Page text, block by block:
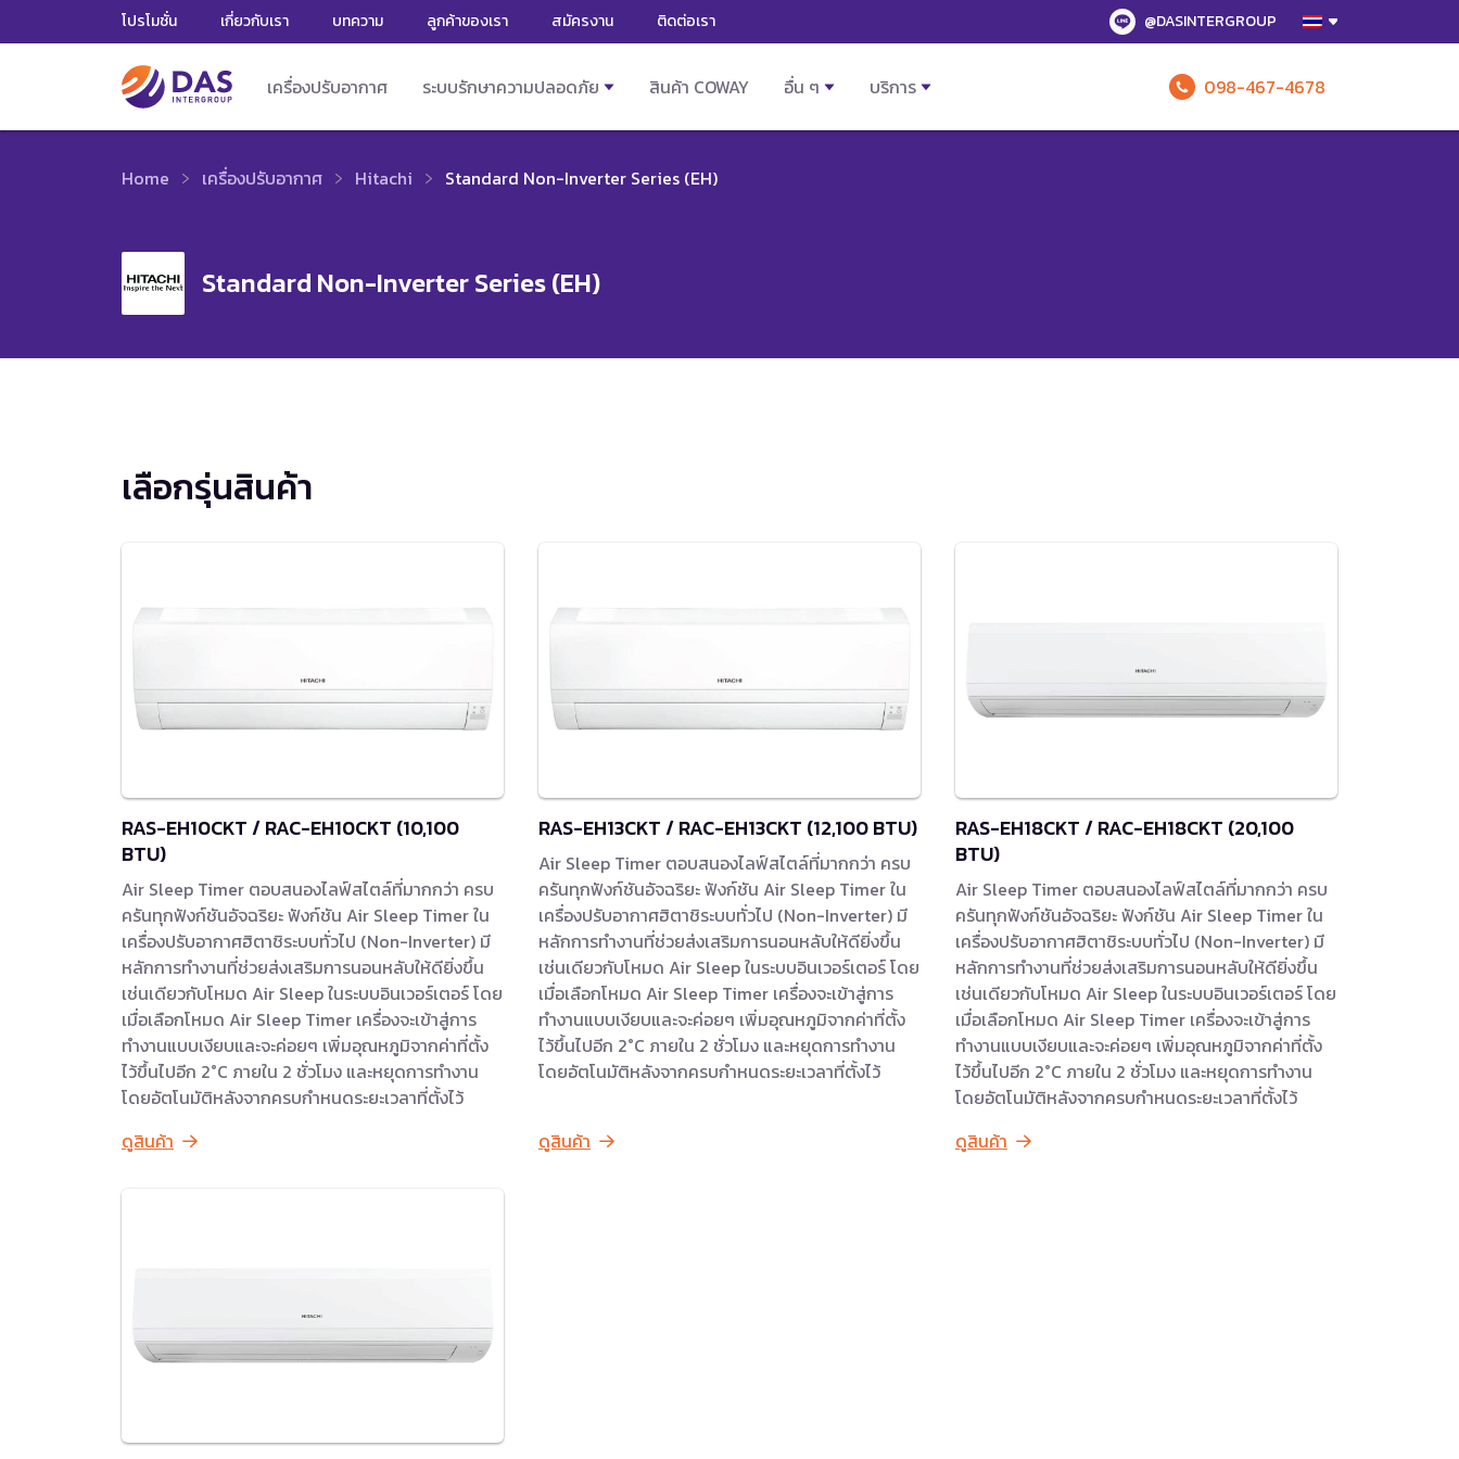
โปรโมชั่น เกี่ยวกับเรา บทความ ลูกค้าของเรา สมัครงาน ติดต่อเรา @DASINTERGROUP
เครื่องปรับอากาศ ระบบรักษาความปลอดภัย สินค้า COWAY อื่น ๆ บริการ 098-467-4678
Home เครื่องปรับอากาศ Hitachi Standard Non-Inverter Series (EH)
Standard Non-Inverter Series (EH)
เลือกรุ่นสินค้า
RAS-EH10CKT / RAC-EH10CKT (10,100
BTU)
Air Sleep Timer ตอบสนองไลฟ์สไตล์ที่มากกว่า ครบ
ครันทุกฟังก์ชันอัจฉริยะ ฟังก์ชัน Air Sleep Timer ใน
เครื่องปรับอากาศฮิตาชิระบบทั่วไป (Non-Inverter) มี
หลักการทำงานที่ช่วยส่งเสริมการนอนหลับให้ดียิ่งขึ้น
เช่นเดียวกับโหมด Air Sleep ในระบบอินเวอร์เตอร์ โดย
เมื่อเลือกโหมด Air Sleep Timer เครื่องจะเข้าสู่การ
ทำงานแบบเงียบและจะค่อยๆ เพิ่มอุณหภูมิจากค่าที่ตั้ง
ไว้ขึ้นไปอีก 2°C ภายใน 2 ชั่วโมง และหยุดการทำงาน
โดยอัตโนมัติหลังจากครบกำหนดระยะเวลาที่ตั้งไว้
ดูสินค้า
RAS-EH13CKT / RAC-EH13CKT (12,100 BTU)
Air Sleep Timer ตอบสนองไลฟ์สไตล์ที่มากกว่า ครบ
ครันทุกฟังก์ชันอัจฉริยะ ฟังก์ชัน Air Sleep Timer ใน
เครื่องปรับอากาศฮิตาชิระบบทั่วไป (Non-Inverter) มี
หลักการทำงานที่ช่วยส่งเสริมการนอนหลับให้ดียิ่งขึ้น
เช่นเดียวกับโหมด Air Sleep ในระบบอินเวอร์เตอร์ โดย
เมื่อเลือกโหมด Air Sleep Timer เครื่องจะเข้าสู่การ
ทำงานแบบเงียบและจะค่อยๆ เพิ่มอุณหภูมิจากค่าที่ตั้ง
ไว้ขึ้นไปอีก 2°C ภายใน 2 ชั่วโมง และหยุดการทำงาน
โดยอัตโนมัติหลังจากครบกำหนดระยะเวลาที่ตั้งไว้
ดูสินค้า
RAS-EH18CKT / RAC-EH18CKT (20,100
BTU)
Air Sleep Timer ตอบสนองไลฟ์สไตล์ที่มากกว่า ครบ
ครันทุกฟังก์ชันอัจฉริยะ ฟังก์ชัน Air Sleep Timer ใน
เครื่องปรับอากาศฮิตาชิระบบทั่วไป (Non-Inverter) มี
หลักการทำงานที่ช่วยส่งเสริมการนอนหลับให้ดียิ่งขึ้น
เช่นเดียวกับโหมด Air Sleep ในระบบอินเวอร์เตอร์ โดย
เมื่อเลือกโหมด Air Sleep Timer เครื่องจะเข้าสู่การ
ทำงานแบบเงียบและจะค่อยๆ เพิ่มอุณหภูมิจากค่าที่ตั้ง
ไว้ขึ้นไปอีก 2°C ภายใน 2 ชั่วโมง และหยุดการทำงาน
โดยอัตโนมัติหลังจากครบกำหนดระยะเวลาที่ตั้งไว้
ดูสินค้า